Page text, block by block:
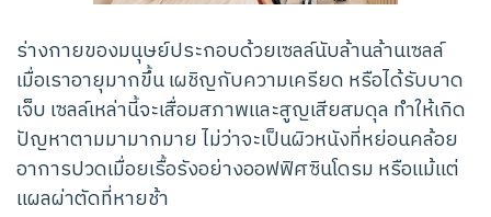
ร่างกายของมนุษย์ประกอบด้วยเซลล์นับล้านล้านเซลล์
เมื่อเราอายุมากขึ้น เผชิญกับความเครียด หรือได้รับบาด
เจ็บ เซลล์เหล่านี้จะเสื่อมสภาพและสูญเสียสมดุล ทำให้เกิด
ปัญหาตามมามากมาย ไม่ว่าจะเป็นผิวหนังที่หย่อนคล้อย
อาการปวดเมื่อยเรื้อรังอย่างออฟฟิศซินโดรม หรือแม้แต่
แผลผ่าตัดที่หายช้า